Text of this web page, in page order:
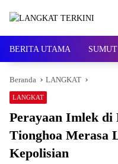
BERITA UTAMA SUMUT
Beranda LANGKAT
LANGKAT
Perayaan Imlek di
Tionghoa Merasa
Kepolisian